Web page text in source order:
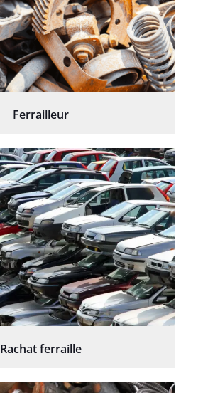
Ferrailleur
Rachat ferraille